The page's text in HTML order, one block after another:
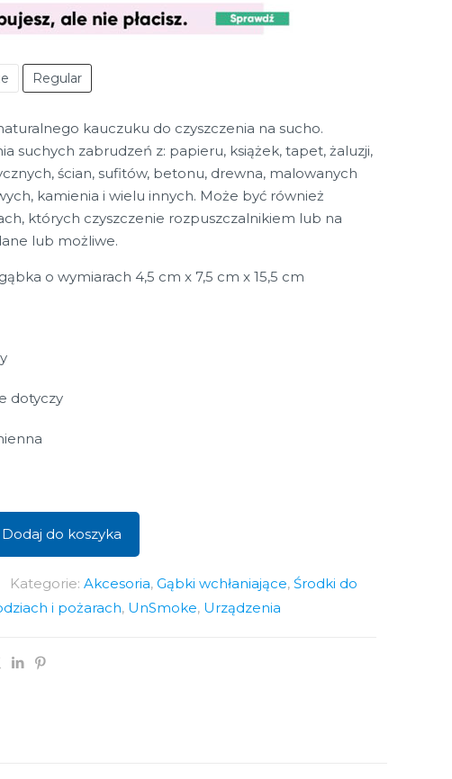
Regular
kauczuku do czyszczenia na sucho.
suchych zabrudzeń z: papieru, książek, tapet, żaluzji,
ścian, sufitów, betonu, drewna, malowanych
kamienia i wielu innych. Może być również
których czyszczenie rozpuszczalnikiem lub na
lub możliwe.
o wymiarach 4,5 cm x 7,5 cm x 15,5 cm
dotyczy
Dodaj do koszyka
Kategorie: Akcesoria, Gąbki wchłaniające, Środki do
i pożarach, UnSmoke, Urządzenia